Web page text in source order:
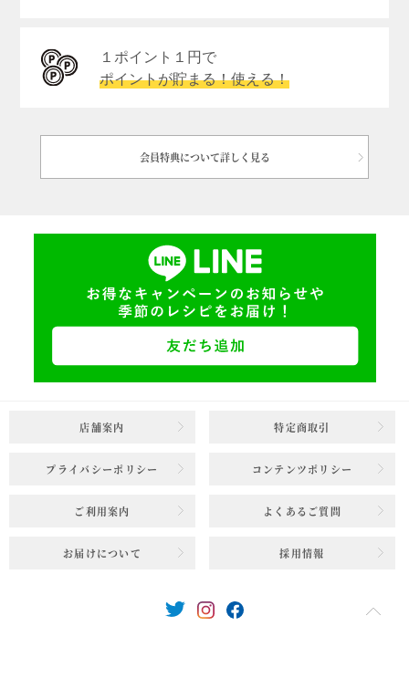
１ポイント１円で
ポイントが貯まる！使える！
会員特典について詳しく見る
店舗案内 特定商取引
プライバシーポリシー コンテンツポリシー
ご利用案内 よくあるご質問
お届けについて 採用情報